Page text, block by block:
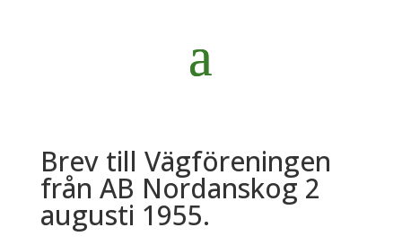
Brev till Vägföreningen
från AB Nordanskog 2
augusti 1955.